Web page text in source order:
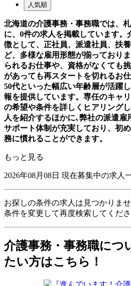
人気順
北海道の介護事務・事務職では、
に、0件の求人を掲載しています。
徴として、正社員、派遣社員、扶
ど、多様な雇用形態が揃っており
られるお仕事や、資格がなくても
があっても再スタートを切れるお仕
50代といった幅広い年齢層が活躍
報を提供しています。専任のキャ
の希望や条件を詳しくヒアリング
人を紹介するほかに､弊社の派遣
サポート体制が充実しており、初
務に慣れることができます。
もっと見る
2026年08月08日 現在募集中の求人
お探しの条件の求人は見つかりませ
条件を変更して再度検索してくださ
介護事務・事務職につ
たい方はこちら！